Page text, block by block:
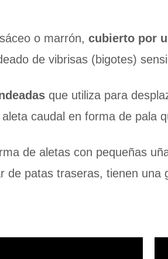
o marrón, cubierto por
de vibrisas (bigotes)
que utiliza para
caudal en forma de pala
de aletas con pequeñas
de patas traseras, tienen una